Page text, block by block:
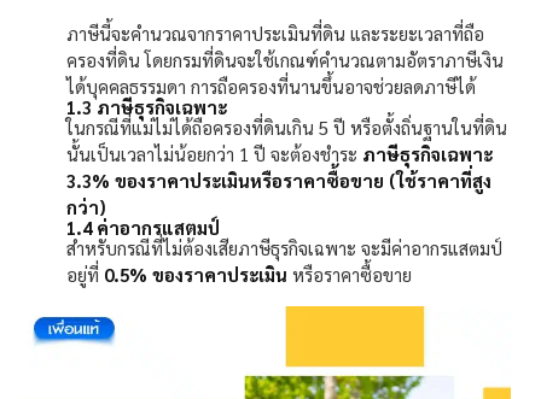
ภาษีนี้จะคำนวณจากราคาประเมินที่ดิน และระยะเวลาที่ถือ
ครองที่ดิน โดยกรมที่ดินจะใช้เกณฑ์คำนวณตามอัตราภาษีเงิน
ได้บุคคลธรรมดา การถือครองที่นานขึ้นอาจช่วยลดภาษีได้
1.3ภาษีธุรกิจเฉพาะ
ในกรณีที่แม่ไม่ได้ถือครองที่ดินเกิน 5 ปี หรือตั้งถิ่นฐานในที่ดิน
นั้นเป็นเวลาไม่น้อยกว่า 1 ปี จะต้องชำระ ภาษีธุรกิจเฉพาะ
3.3% ของราคาประเมินหรือราคาซื้อขาย (ใช้ราคาที่สูง
กว่า)
1.4 ค่าอากรแสตมป์
สำหรับกรณีที่ไม่ต้องเสียภาษีธุรกิจเฉพาะ จะมีค่าอากรแสตมป์
อยู่ที่ 0.5% ของราคาประเมิน หรือราคาซื้อขาย